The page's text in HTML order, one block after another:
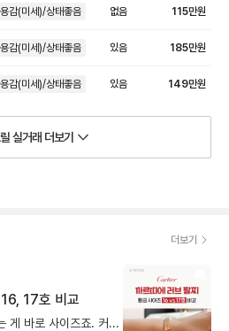
감(미세)/상태좋음 없음 115만원
감(미세)/상태좋음 있음 185만원
감(미세)/상태좋음 있음 149만원
실거래 더보기
더보기
17호 비교
러브 팔찌 고를 때 제일 고민되는 게 바로 사이즈죠. 커뮤니티를 보면, 손목 둘레보다 +2cm 여유 있게 사이즈를 고르는 분들이 가장 많았어요. 하지만 손목이 14.5cm처럼 소수점에 걸리면 16호와 17호 중 어느 쪽이 나을지 고민되죠. 저도 손목이 14.5cm라 두 사이즈를 직접 착용해 봤습니다.🙌 ✨ 16호 착용 느낌 딱 맞게 착용돼요. 손목을 돌려도 거의 움직이지 않고, 팔찌가 손목 라인에 착 감기는 느낌이에요. “이보다 작으면 불편하겠다.” 싶을 정도로 적당히 타이트하면서 예쁜 핏. 💫 17호 착용 느낌 확실히 여유가 있어요. 손목을 움직이면 팔찌가 부드럽게 돌아가고, 조금 더 뱅글 느낌으로 자연스러워요. 여름에 손목이 붓거나 옷 위에 착용할 땐 17호도 괜찮겠어요. 📏 결론 👉 슬림하고 딱 맞는 느낌을 원한다면 16호, 👉 조금 여유로운 착용감을 원한다면 17호 추천합니다. 매장에서 두 사이즈 모두 착용해 보고 손목을 돌렸을 때 돌아가는 정도를 확인해 보면 좋아요. 러브 팔찌는 자주 벗기 어렵기 때문에 조금이라도 답답하면 한 사이즈 업이 더 오래 만족스럽더라고요